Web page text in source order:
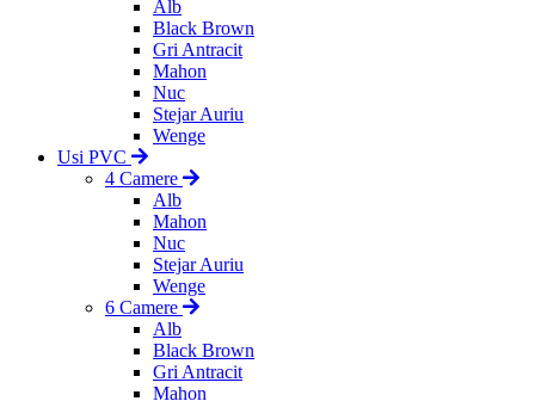
Alb
Black Brown
Gri Antracit
Mahon
Nuc
Stejar Auriu
Wenge
Usi PVC
4 Camere
Alb
Mahon
Nuc
Stejar Auriu
Wenge
6 Camere
Alb
Black Brown
Gri Antracit
Mahon